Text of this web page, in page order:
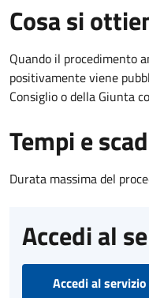
Cosa si
Quando il procedimento
positivamente viene
Consiglio o della Giunta
Tempi e
Durata massima del
Accedi al
Accedi al servizio